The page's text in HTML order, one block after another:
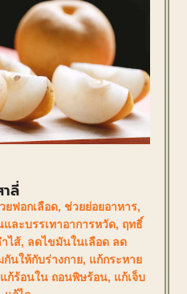
ลี่
ยฟอกเลือด, ช่วยย่อยอาหาร,
และบรรเทาอาการหวัด, ฤทธิ์
ไส้, ลดไขมันในเลือด ลด
นให้กับร่างกาย, แก้กระหาย
แก้ร้อนใน ถอนพิษร้อน, แก้เจ็บ